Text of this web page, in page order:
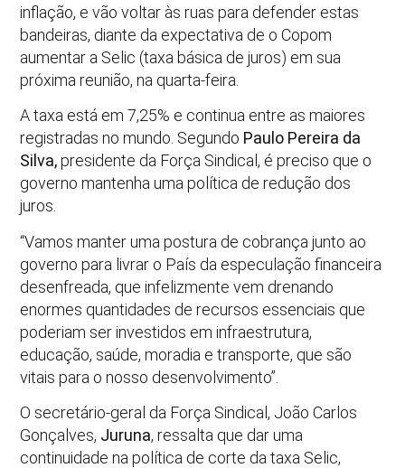
inflação, e vão voltar às ruas para defender estas
bandeiras, diante da expectativa de o Copom
aumentar a Selic (taxa básica de juros) em sua
próxima reunião, na quarta-feira.
A taxa está em 7,25% e continua entre as maiores
registradas no mundo. Segundo Paulo Pereira da
Silva,presidente da Força Sindical, é preciso que o
governo mantenha uma política de redução dos
juros.
“Vamos manter uma postura de cobrança junto ao
governo para livrar o País da especulação financeira
desenfreada, que infelizmente vem drenando
enormes quantidades de recursos essenciais que
poderiam ser investidos em infraestrutura,
educação, saúde, moradia e transporte, que são
vitais para o nosso desenvolvimento”.
O secretário-geral da Força Sindical, João Carlos
Gonçalves, Juruna, ressalta que dar uma
continuidade na política de corte da taxa Selic,